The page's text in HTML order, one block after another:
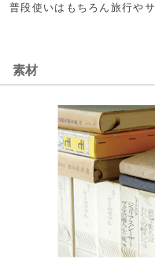
普段使いはもちろん旅行や
素材